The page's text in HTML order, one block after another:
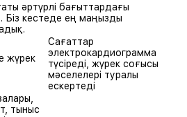
әртүрлі бағыттардағы
кестеде ең маңызды
жүрек
Сағаттар
электрокардиограмма
түсіреді, жүрек соғысы
мәселелері туралы
ескертеді
тыныс